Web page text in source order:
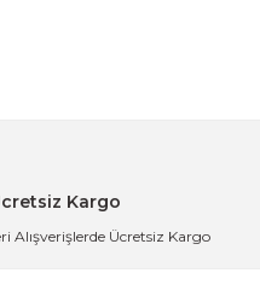
Kargo
Alışverişlerde Ücretsiz Kargo